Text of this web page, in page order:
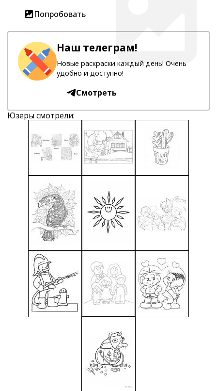
Попробовать
Наш телеграм!
Новые раскраски каждый день! Очень
удобно и доступно!
Смотреть
Юзеры смотрели: